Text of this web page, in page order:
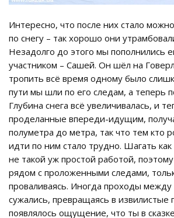
Интересно, что после них стало
по снегу – так хорошо они
Незадолго до этого мы пополнились
участником – Сашей. Он шёл на
тропить всё время одному было
пути мы шли по его следам, а теперь
Глубина снега всё увеличивалась, и
проделанные впереди-идущим,
полуметра до метра, так что тем кто
идти по ним стало трудно. Шагать как
не такой уж простой работой,
рядом с проложенными следами,
проваливаясь. Иногда проходы между
сужались, превращаясь в извилистые
появлялось ощущение, что ты в